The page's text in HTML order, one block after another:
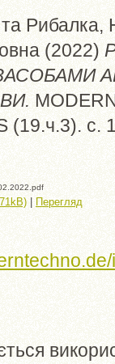
та Рибалка,
(2022)
(19.ч.3). с.
| Перегляд